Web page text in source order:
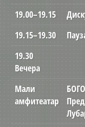
19.00–19.15
19.15–19.30
19.30
Вечера
Мали
амфитеатар